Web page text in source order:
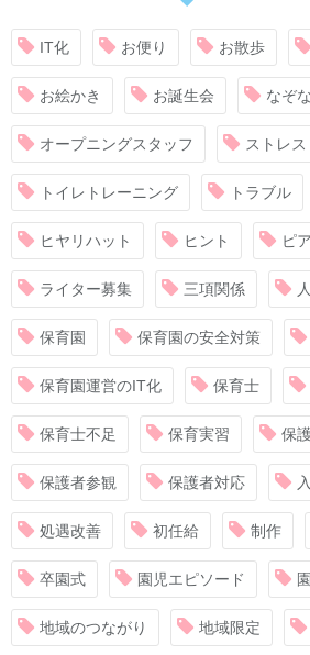
IT化 お便り お散歩
お絵かき お誕生会 なぞ
オープニングスタッフ ストレス
トイレトレーニング トラブル
ヒヤリハット ヒント ピ
ライター募集 三項関係
保育園 保育園の安全対策
保育園運営のIT化 保育士
保育士不足 保育実習 保
保護者参観 保護者対応
処遇改善 初任給 制作
卒園式 園児エピソード
地域のつながり 地域限定